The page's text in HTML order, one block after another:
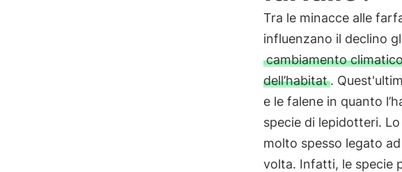
Tra le minacce alle
influenzano il declino
cambiamento
dell’habitat.
e le falene in quanto
specie di lepidotteri.
molto spesso legato
volta. Infatti, le specie